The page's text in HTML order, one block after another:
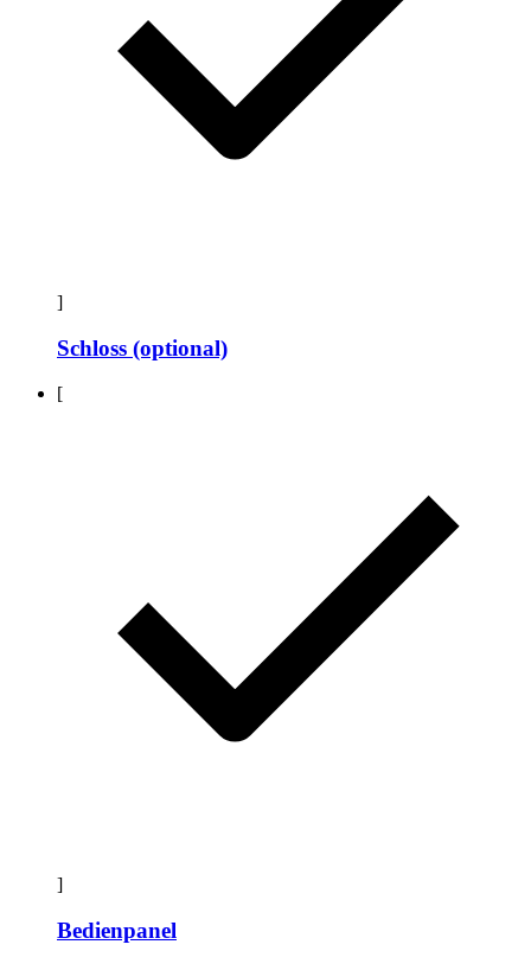
]
Schloss (optional)
[
]
Bedienpanel